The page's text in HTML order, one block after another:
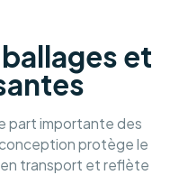
et
part importante des
protège le
transport et reflète